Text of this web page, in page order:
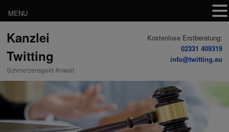
Inhalt
sekundären
wechseln
Kanzlei
Twitting
Schmerzensgeld Anwalt
Kostenlose Erstberatung:
02331 409319
info@twitting.eu
MENU